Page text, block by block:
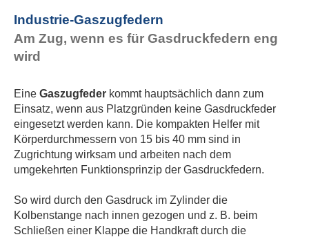
Industrie-Gaszugfedern
Am Zug, wenn es für Gasdruckfedern eng
wird
Eine Gaszugfeder kommt hauptsächlich dann zum
Einsatz, wenn aus Platzgründen keine Gasdruckfeder
eingesetzt werden kann. Die kompakten Helfer mit
Körperdurchmessern von 15 bis 40 mm sind in
Zugrichtung wirksam und arbeiten nach dem
umgekehrten Funktionsprinzip der Gasdruckfedern.
So wird durch den Gasdruck im Zylinder die
Kolbenstange nach innen gezogen und z. B. beim
Schließen einer Klappe die Handkraft durch die